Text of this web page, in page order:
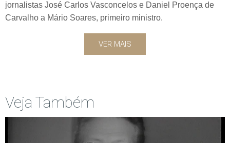
jornalistas José Carlos Vasconcelos e Daniel Proença de
Carvalho a Mário Soares, primeiro ministro.
VER MAIS
Veja Também